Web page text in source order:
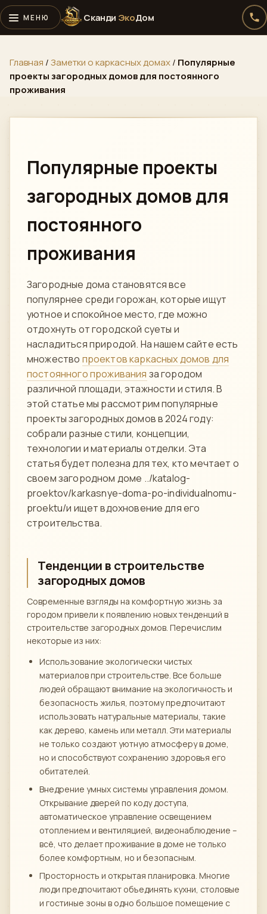
Сканди ЭкоДом
Главная /Заметки о каркасных домах/ Популярные
проекты загородных домов для постоянного
проживания
Популярные проекты
загородных домов для
постоянного
проживания
Загородные дома становятся все
популярнее среди горожан, которые ищут
уютное и спокойное место, где можно
отдохнуть от городской суеты и
насладиться природой. На нашем сайте есть
множество проектов каркасных домов для
постоянного проживания за городом
различной площади, этажности и стиля. В
этой статье мы рассмотрим популярные
проекты загородных домов в 2024 году:
собрали разные стили, концепции,
технологии и материалы отделки. Эта
статья будет полезна для тех, кто мечтает о
своем загородном доме ../katalog-
proektov/karkasnye-doma-po-individualnomu-
proektu/и ищет вдохновение для его
строительства.
Тенденции в строительстве
загородных домов
Современные взгляды на комфортную жизнь за
городом привели к появлению новых тенденций в
строительстве загородных домов. Перечислим
некоторые из них:
Использование экологически чистых
материалов при строительстве. Все больше
людей обращают внимание на экологичность и
безопасность жилья, поэтому предпочитают
использовать натуральные материалы, такие
как дерево, камень или металл. Эти материалы
не только создают уютную атмосферу в доме,
но и способствуют сохранению здоровья его
обитателей.
Внедрение умных системы управления домом.
Открывание дверей по коду доступа,
автоматическое управление освещением
отоплением и вентиляцией, видеонаблюдение –
всё, что делает проживание в доме не только
более комфортным, но и безопасным.
Просторность и открытая планировка. Многие
люди предпочитают объединять кухни, столовые
и гостиные зоны в одно большое помещение с
Быстрый ответ
WhatsApp
ВКонтакте ›
Instagram
Директ ›
MAX
Напишите нам
ПОЗВОНИТЬ
+7 (812) 777-00-92
ПН–ПТ 09:00–18:00